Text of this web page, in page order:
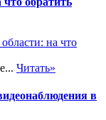
Читать»
в